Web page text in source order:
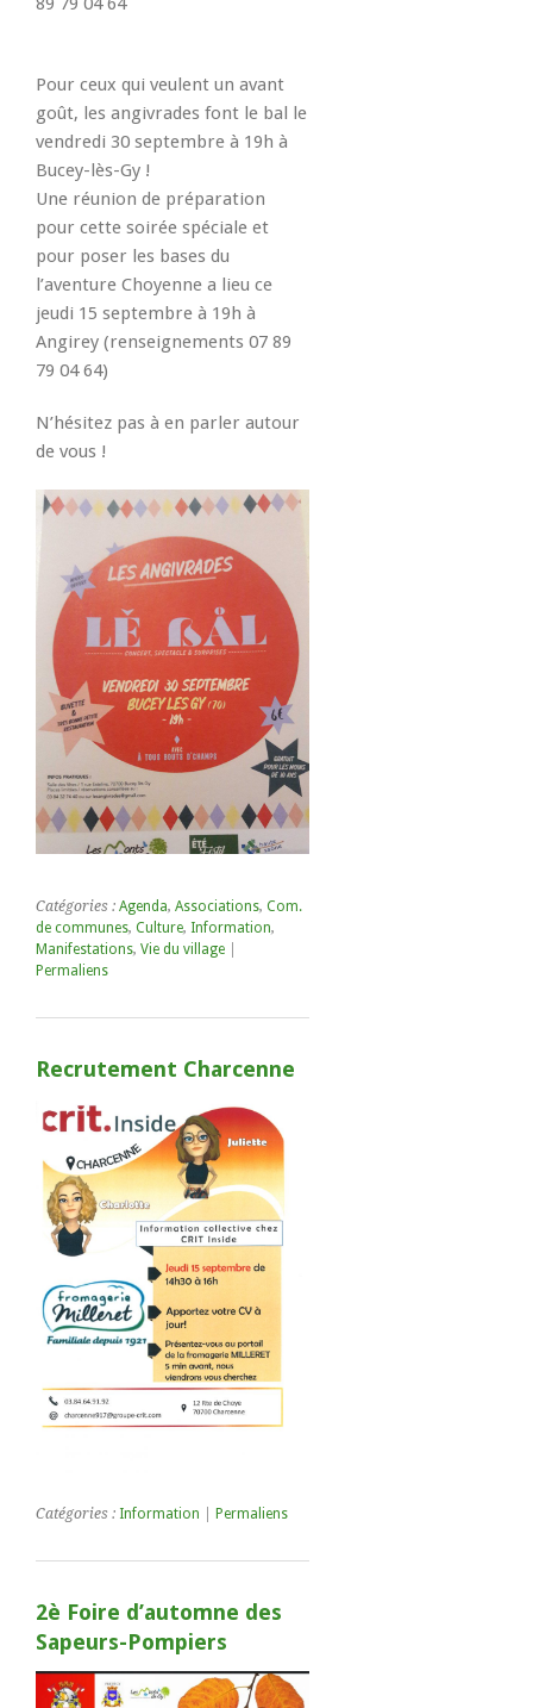
Pour ceux qui veulent un avant
goût, les angivrades font le bal le
vendredi 30 septembre à 19h à
Bucey-lès-Gy !
Une réunion de préparation
pour cette soirée spéciale et
pour poser les bases du
l’aventure Choyenne a lieu ce
jeudi 15 septembre à 19h à
Angirey (renseignements 07 89
79 04 64)
N’hésitez pas à en parler autour
de vous !
Catégories : Agenda, Associations, Com.
de communes, Culture, Information,
Manifestations, Vie du village
Permaliens
Recrutement Charcenne
Catégories : Information Permaliens
2è Foire d’automne des
Sapeurs-Pompiers